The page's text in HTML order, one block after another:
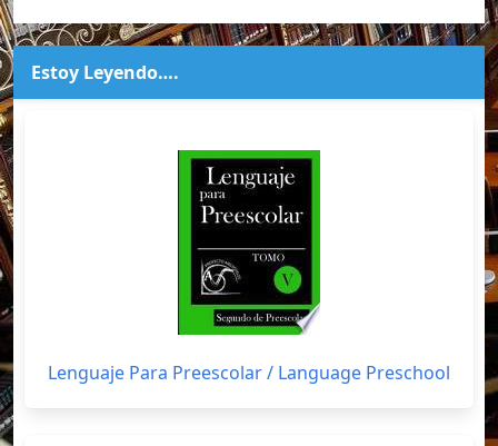
Estoy Leyendo….
Lenguaje Para Preescolar / Language Preschool